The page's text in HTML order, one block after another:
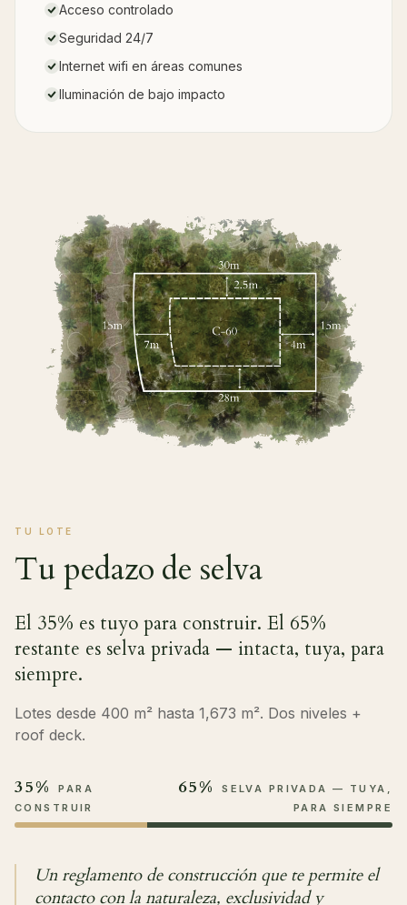
Acceso controlado
Seguridad 24/7
Internet wifi en áreas comunes
Iluminación de bajo impacto
TU LOTE
Tu pedazo de selva
El 35% es tuyo para construir. El 65%
restante es selva privada — intacta, tuya, para
siempre.
Lotes desde 400 m² hasta 1,673 m². Dos niveles +
roof deck.
35%
PARA
CONSTRUIR
65%
SELVA PRIVADA — TUYA,
PARA SIEMPRE
Un reglamento de construcción que te permite el
contacto con la naturaleza, exclusividad y